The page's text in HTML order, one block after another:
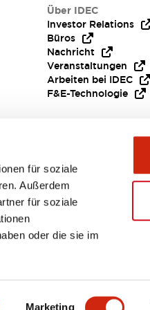
für soziale
Außerdem
für soziale
oder die sie im
Marketing
Über IDEC
Investor Relations
Büros
Nachricht
Veranstaltungen
Arbeiten bei IDEC
F&E-Technologie